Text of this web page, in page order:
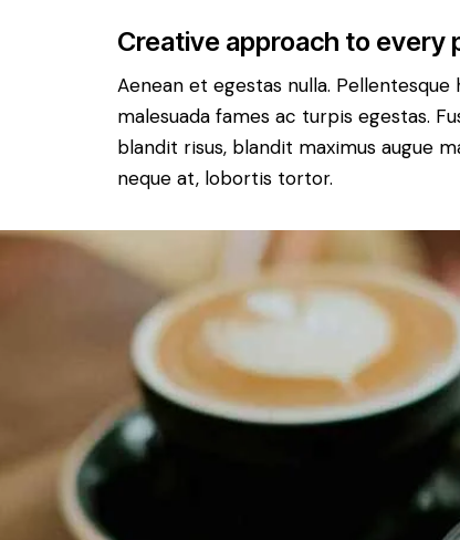
Creative approach to every
Aenean et egestas nulla.
malesuada fames ac turpis egestas.
blandit risus, blandit maximus augue
neque at, lobortis tortor.